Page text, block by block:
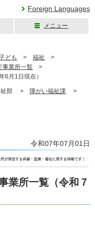
Foreign Languages
メニュー
ども > 福祉 >
事業所一覧 >
6月1日現在）
祉部 > 障がい福祉課 >
令和07年07月01日
業所一覧（令和７